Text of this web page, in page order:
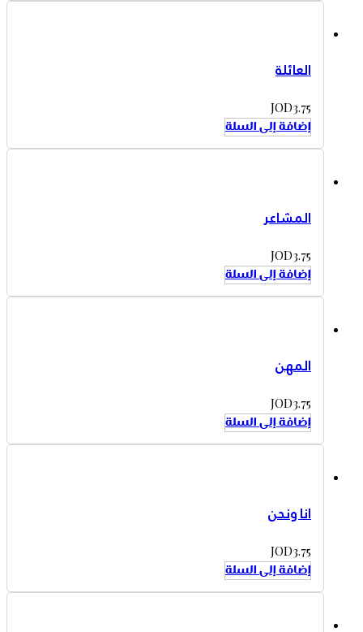
العائلة
JOD3.75
إضافة إلى السلة
المشاعر
JOD3.75
إضافة إلى السلة
المهن
JOD3.75
إضافة إلى السلة
انا ونحن
JOD3.75
إضافة إلى السلة